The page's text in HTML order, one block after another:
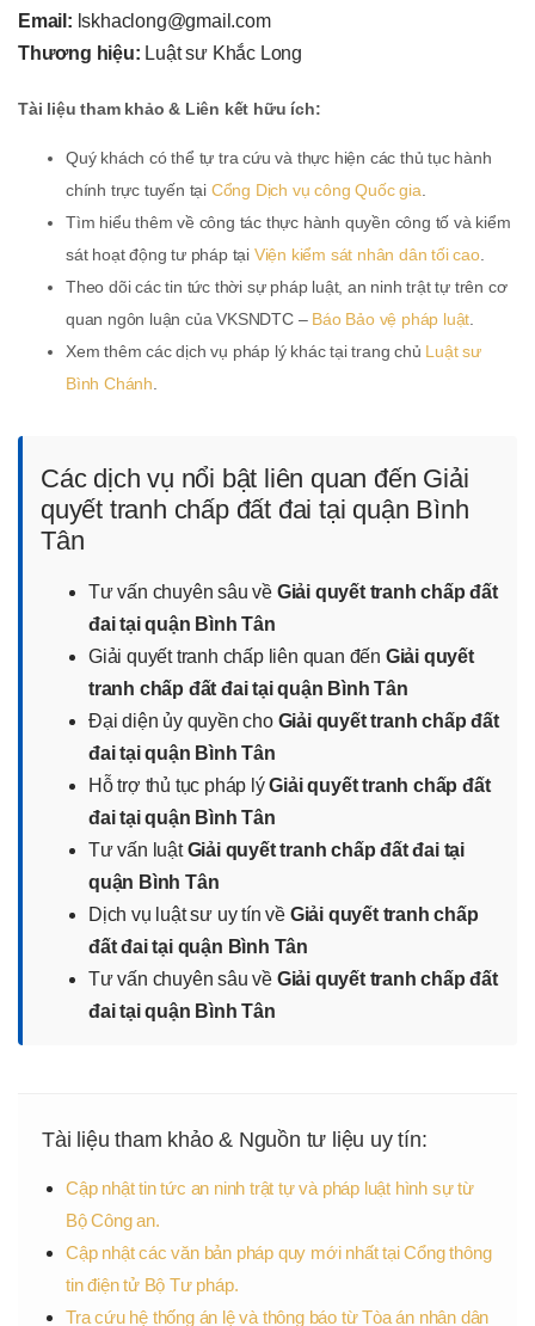
Email: lskhaclong@gmail.com
Thương hiệu: Luật sư Khắc Long
Tài liệu tham khảo & Liên kết hữu ích:
Quý khách có thể tự tra cứu và thực hiện các thủ tục hành
chính trực tuyến tại Cổng Dịch vụ công Quốc gia
Tìm hiểu thêm về công tác thực hành quyền công tố và kiểm
sát hoạt động tư pháp tại Viện kiểm sát nhân dân tối cao.
Theo dõi các tin tức thời sự pháp luật, an ninh trật tự trên cơ
quan ngôn luận của VKSNDTC – Báo Bảo vệ pháp luật
Xem thêm các dịch vụ pháp lý khác tại trang chủ Luật sư
Bình Chánh
Các dịch vụ nổi bật liên quan đến Giải
quyết tranh chấp đất đai tại quận Bình
Tân
Tư vấn chuyên sâu về Giải quyết tranh chấp đất
đai tại quận Bình Tân
Giải quyết tranh chấp liên quan đến Giải quyết
tranh chấp đất đai tại quận Bình Tân
Đại diện ủy quyền cho Giải quyết tranh chấp đất
đai tại quận Bình Tân
Hỗ trợ thủ tục pháp lýGiải quyết tranh chấp đất
đai tại quận Bình Tân
Tư vấn luậtGiải quyết tranh chấp đất đai tại
quận Bình Tân
Dịch vụ luật sư uy tín về Giải quyết tranh chấp
đất đai tại quận Bình Tân
Tư vấn chuyên sâu về Giải quyết tranh chấp đất
đai tại quận Bình Tân
Tài liệu tham khảo & Nguồn tư liệu uy tín:
Cập nhật tin tức an ninh trật tự và pháp luật hình sự từ
Bộ Công an.
Cập nhật các văn bản pháp quy mới nhất tại Cổng thông
tin điện tử Bộ Tư pháp.
Tra cứu hệ thống án lệ và thông báo từ Tòa án nhân dân